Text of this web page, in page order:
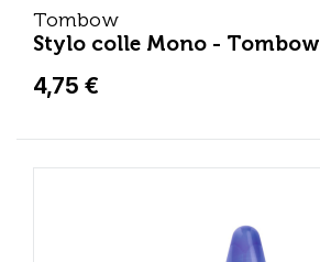
Tombow
Stylo colle Mono - Tombow
4,75 €